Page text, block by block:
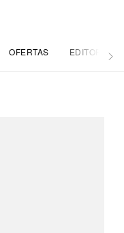
OFERTAS EDITORIAL